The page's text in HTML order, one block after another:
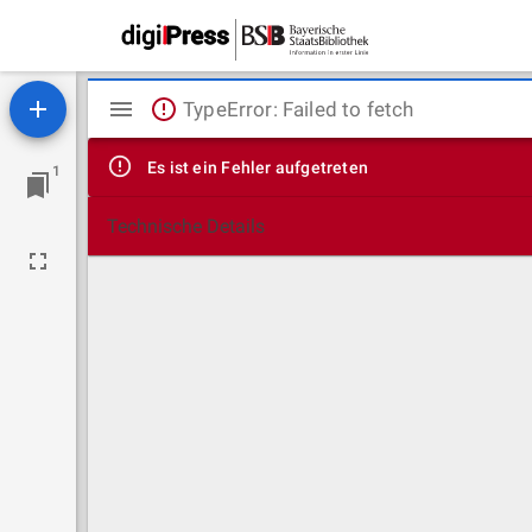
1
Mirador
Viewer
TypeError: Failed to fetch
Es ist ein Fehler aufgetreten
Technische Details